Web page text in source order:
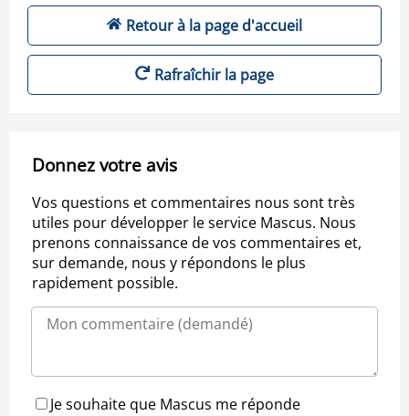
Retour à la page d'accueil
Rafraîchir la page
Donnez votre avis
Vos questions et commentaires nous sont très
utiles pour développer le service Mascus. Nous
prenons connaissance de vos commentaires et,
sur demande, nous y répondons le plus
rapidement possible.
Je souhaite que Mascus me réponde